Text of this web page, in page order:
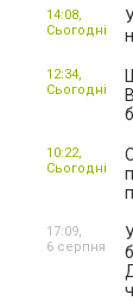
14:08,
Сьогодні
12:34,
Сьогодні
10:22,
Сьогодні
17:09,
6 серпня